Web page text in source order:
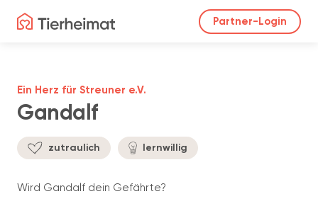
Partner-Login
Gandalf
Ein Herz für Streuner e.V.
zutraulich lernwillig
Wird Gandalf dein Gefährte?